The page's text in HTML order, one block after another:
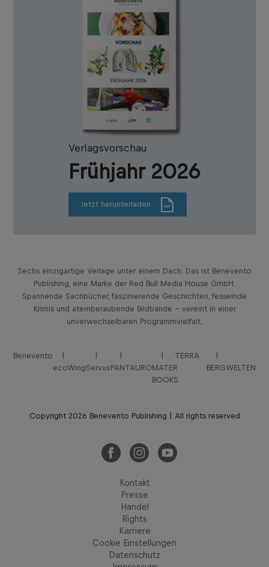
Verlagsvorschau
Frühjahr 2026
Jetzt herunterladen
Sechs einzigartige Verlage unter einem Dach: Das ist Benevento
Publishing, eine Marke der Red Bull Media House GmbH.
Spannende Sachbücher, faszinierende Geschichten, fesselnde
Krimis und atemberaubende Bildbände – vereint in einer
unverwechselbaren Programmvielfalt.
Benevento
ecoWingServusPANTAURO
TERRA
MATER
BOOKS
BERGWELTEN
Copyright 2026 Benevento Publishing | All rights reserved
Kontakt
Presse
Handel
Rights
Karriere
Cookie Einstellungen
Datenschutz